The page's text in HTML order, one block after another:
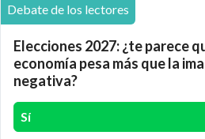
Debate de los lectores
Elecciones 2027: ¿te parece
economía pesa más que la
negativa?
Sí